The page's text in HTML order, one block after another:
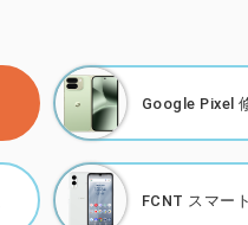
Google Pixel
FCNT スマー